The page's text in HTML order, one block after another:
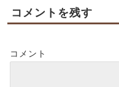
コメントを残す
コメント